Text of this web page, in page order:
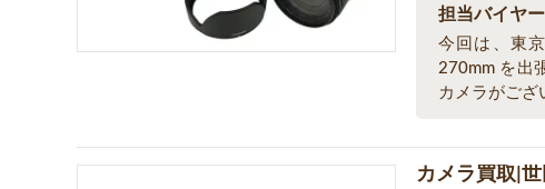
担当バイヤ
今回は、東
270mm を出
カメラがござ
カメラ買取|